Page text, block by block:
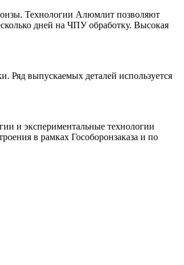
Технологии Алюмлит позволяют
дней на ЧПУ обработку. Высокая
Ряд выпускаемых деталей используется
и экспериментальные технологии
в рамках Гособоронзаказа и по